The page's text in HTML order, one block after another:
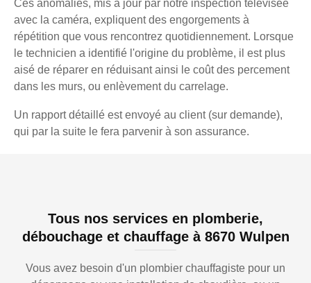
Ces anomalies, mis à jour par notre inspection télévisée
avec la caméra, expliquent des engorgements à
répétition que vous rencontrez quotidiennement. Lorsque
le technicien a identifié l'origine du problème, il est plus
aisé de réparer en réduisant ainsi le coût des percement
dans les murs, ou enlèvement du carrelage.
Un rapport détaillé est envoyé au client (sur demande),
qui par la suite le fera parvenir à son assurance.
Tous nos services en plomberie,
débouchage et chauffage à 8670 Wulpen
Vous avez besoin d'un plombier chauffagiste pour un